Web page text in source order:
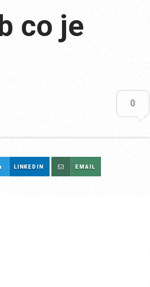
co je
0
LINKEDIN EMAIL